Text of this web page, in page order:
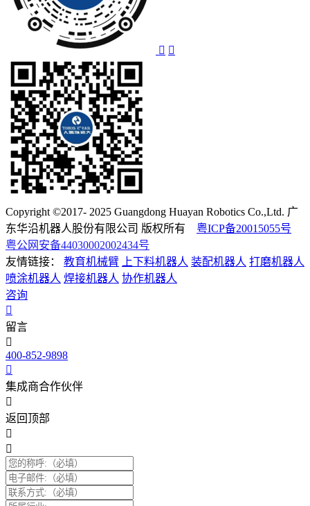
Copyright ©2017- 2025 Guangdong Huayan Robotics Co.,Ltd. 广
东华沿机器人股份有限公司 版权所有 粤ICP备20015055号
粤公网安备44030002002434号
友情链接：
教育机械臂 上下料机器人 装配机器人 打磨机器人
喷涂机器人 焊接机器人 协作机器人
咨询
留言
400-852-9898
集成商合作伙伴
返回顶部